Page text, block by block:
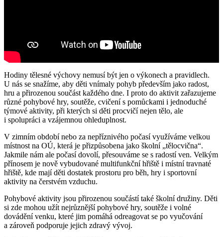
Hodiny tělesné výchovy nemusí být jen o výkonech a pravidlech.
U nás se snažíme, aby děti vnímaly pohyb především jako radost,
hru a přirozenou součást každého dne. I proto do aktivit zařazujeme
různé pohybové hry, soutěže, cvičení s pomůckami i jednoduché
týmové aktivity, při kterých si děti procvičí nejen tělo, ale
i spolupráci a vzájemnou ohleduplnost.
V zimním období nebo za nepříznivého počasí využíváme velkou
místnost na OÚ, která je přizpůsobena jako školní „tělocvična“.
Jakmile nám ale počasí dovolí, přesouváme se s radostí ven. Velkým
přínosem je nově vybudované multifunkční hřiště i místní travnaté
hřiště, kde mají děti dostatek prostoru pro běh, hry i sportovní
aktivity na čerstvém vzduchu.
Pohybové aktivity jsou přirozenou součástí také školní družiny. Děti
si zde mohou užít nejrůznější pohybové hry, soutěže i volné
dovádění venku, které jim pomáhá odreagovat se po vyučování
a zároveň podporuje jejich zdravý vývoj.